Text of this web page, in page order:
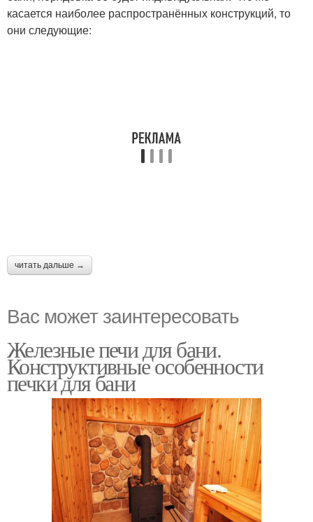
касается наиболее распространённых конструкций, то
они следующие:
читать дальше →
Вас может заинтересовать
Железные печи для бани.
Конструктивные особенности
печки для бани